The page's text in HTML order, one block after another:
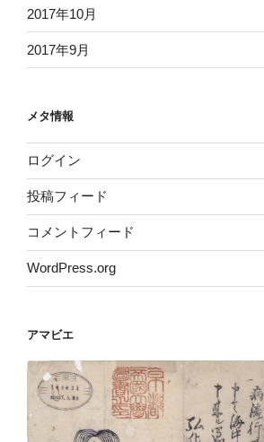
2017年10月
2017年9月
メタ情報
ログイン
投稿フィード
コメントフィード
WordPress.org
アマビエ